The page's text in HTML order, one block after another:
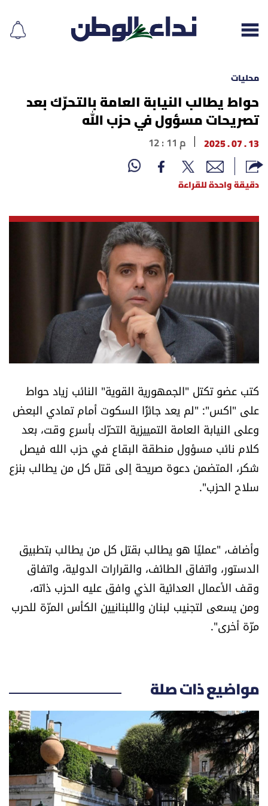
إقرأ الجريدة
لبنان
الغلاف
نداء اليوم
أسرار
متفرقات
نداء القرّاء
كتّابنا
تحت المجهر
آراء
العالم
الصحافة الإسرائيلية
ثقافة وفنون
اقرأ تضحك
كاميرا
سجالات
صحّة وصحن
محليات
حواط يطالب النيابة العامة بالتحرّك بعد
تصريحات مسؤول في حزب الله
13 . 07 . 2025 12 : 11 م
دقيقة واحدة للقراءة
كتب عضو تكتل "الجمهورية القوية" النائب زياد حواط
على "اكس": "لم يعد جائزًا السكوت أمام تمادي البعض
وعلى النيابة العامة التمييزية التحرّك بأسرع وقت، بعد
كلام نائب مسؤول منطقة البقاع في حزب الله فيصل
شكر، المتضمن دعوة صريحة إلى قتل كل من يطالب بنزع
سلاح الحزب".
وأضاف، "عمليًا هو يطالب بقتل كل من يطالب بتطبيق
الدستور، واتفاق الطائف، والقرارات الدولية، واتفاق
وقف الأعمال العدائية الذي وافق عليه الحزب ذاته،
ومن يسعى لتجنيب لبنان واللبنانيين الكأس المرّة للحرب
مرّة أخرى".
مواضيع ذات صلة